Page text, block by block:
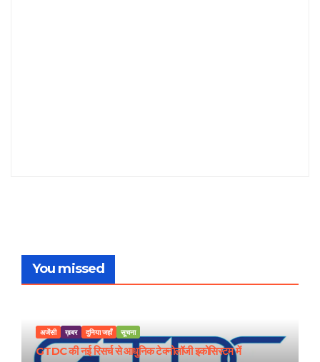
You missed
अजेंसी ख़बर दुनिया जहाँ सूचना
GTDC की नई रिसर्च से आधुनिक टेक्नोलॉजी इकोसिस्टम में